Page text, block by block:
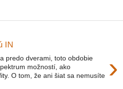
IN
›
predo dverami, toto obdobie
možností, ako
O tom, že ani šiat sa nemusíte